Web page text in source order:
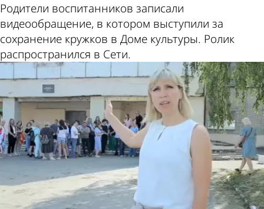
Родители воспитанников записали
видеообращение, в котором выступили за
сохранение кружков в Доме культуры. Ролик
распространился в Сети.